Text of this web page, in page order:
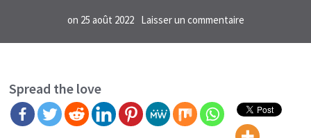
on 25 août 2022 Laisser un commentairesur
FN
le
rappeur
Spread the love